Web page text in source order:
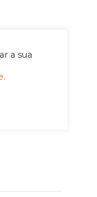
a sua
na
cerveja